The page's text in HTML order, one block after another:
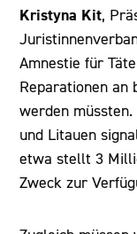
Kristyna Kit,
Amnestie für
Reparationen an
werden
und Litauen
etwa stellt 3
Zweck zur